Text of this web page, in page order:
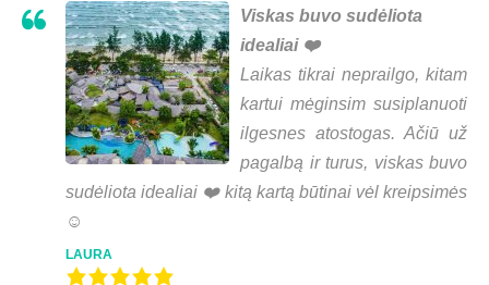
Viskas buvo sudėliota
idealiai ❤️
Laikas tikrai neprailgo, kitam
kartui mėginsim susiplanuoti
ilgesnes atostogas. Ačiū už
pagalbą ir turus, viskas buvo
sudėliota idealiai ❤️ kitą kartą būtinai vėl kreipsimės
☺️
LAURA